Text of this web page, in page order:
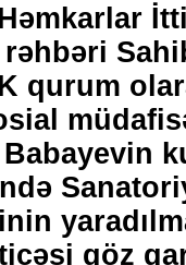
rəhbəri
qurum
göz